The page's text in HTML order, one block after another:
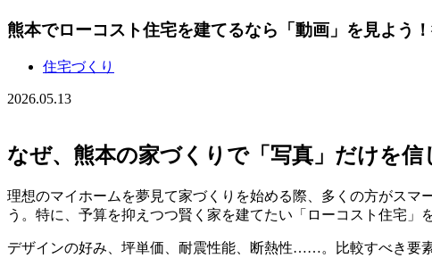
熊本でローコスト住宅を建てるなら「動画」を見よう
住宅づくり
2026.05.13
なぜ、熊本の家づくりで「写真」だけを信
理想のマイホームを夢見て家づくりを始める際、多くの方がスマ
う。特に、予算を抑えつつ賢く家を建てたい「ローコスト住宅」
デザインの好み、坪単価、耐震性能、断熱性……。比較すべき要